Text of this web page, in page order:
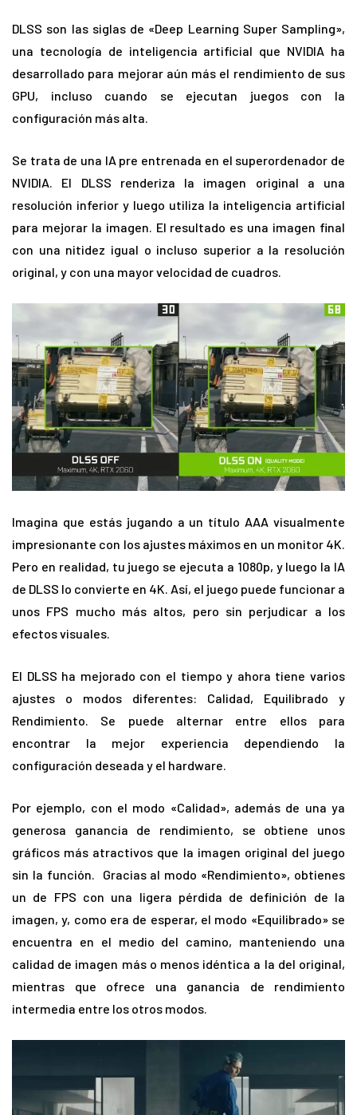
DLSS son las siglas de «Deep Learning Super Sampling»,
una tecnología de inteligencia artificial que NVIDIA ha
desarrollado para mejorar aún más el rendimiento de sus
GPU, incluso cuando se ejecutan juegos con la
configuración más alta.
Se trata de una IA pre entrenada en el superordenador de
NVIDIA. El DLSS renderiza la imagen original a una
resolución inferior y luego utiliza la inteligencia artificial
para mejorar la imagen. El resultado es una imagen final
con una nitidez igual o incluso superior a la resolución
original, y con una mayor velocidad de cuadros.
Imagina que estás jugando a un título AAA visualmente
impresionante con los ajustes máximos en un monitor 4K.
Pero en realidad, tu juego se ejecuta a 1080p, y luego la IA
de DLSS lo convierte en 4K. Así, el juego puede funcionar a
unos FPS mucho más altos, pero sin perjudicar a los
efectos visuales.
El DLSS ha mejorado con el tiempo y ahora tiene varios
ajustes o modos diferentes: Calidad, Equilibrado y
Rendimiento. Se puede alternar entre ellos para
encontrar la mejor experiencia dependiendo la
configuración deseada y el hardware.
Por ejemplo, con el modo «Calidad», además de una ya
generosa ganancia de rendimiento, se obtiene unos
gráficos más atractivos que la imagen original del juego
sin la función. Gracias al modo «Rendimiento», obtienes
un de FPS con una ligera pérdida de definición de la
imagen, y, como era de esperar, el modo «Equilibrado» se
encuentra en el medio del camino, manteniendo una
calidad de imagen más o menos idéntica a la del original,
mientras que ofrece una ganancia de rendimiento
intermedia entre los otros modos.